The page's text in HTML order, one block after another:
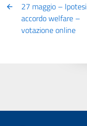
27 maggio – Ipotesi
accordo welfare –
votazione online